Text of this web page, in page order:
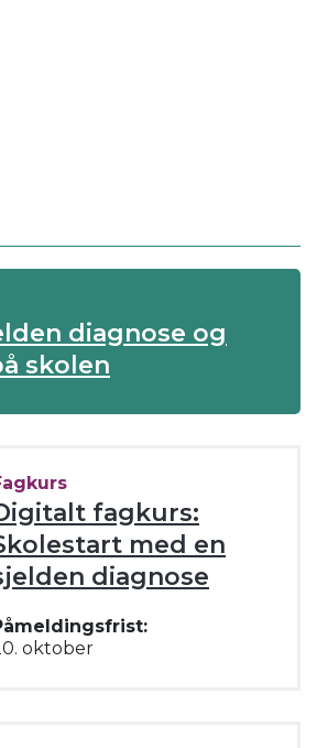
diagnose og
skolen
fagkurs:
med en
diagnose
oktober